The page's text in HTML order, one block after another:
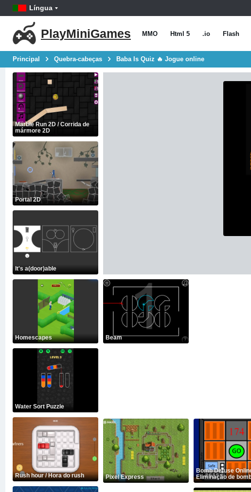
Língua
PlayMiniGames MMO Html 5 .io Flash
Principal Quebra-cabeças Baba Is Quiz 🔥 Jogue online
Marble Run 2D / Corrida de
mármore 2D
Portal 2D
It's a(door)able
Homescapes
Water Sort Puzzle
Rush hour / Hora do rush
Beam
Pixel Express
Bomb Defuse
Eliminação de